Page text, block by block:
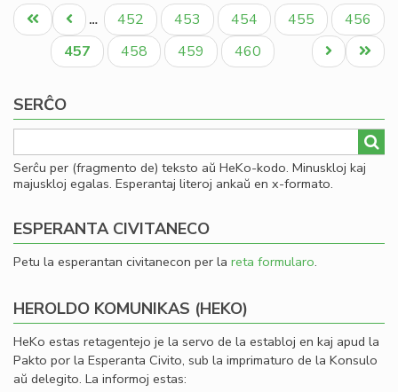
en
Pagination
Unua
paĝo
Antaŭa
paĝo
… Paĝo
452 Paĝo
453 Paĝo
454 Paĝo
455 Paĝo
456
Aktuala
paĝo
457 Paĝo
458 Paĝo
459 Paĝo
460
Last
page
Next
page
SERĈO
Serĉu per (fragmento de) teksto aŭ HeKo-kodo. Minuskloj kaj
majuskloj egalas. Esperantaj literoj ankaŭ en x-formato.
ESPERANTA CIVITANECO
Petu la esperantan civitanecon per la reta formularo.
HEROLDO KOMUNIKAS (HEKO)
HeKo estas retagentejo je la servo de la establoj en kaj apud la
Pakto por la Esperanta Civito, sub la imprimaturo de la Konsulo
aŭ delegito. La informoj estas: